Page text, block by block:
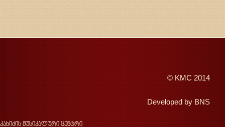
© KMC 2014
Developed by BNS
კახიძის მუსიკალური ცენტრი